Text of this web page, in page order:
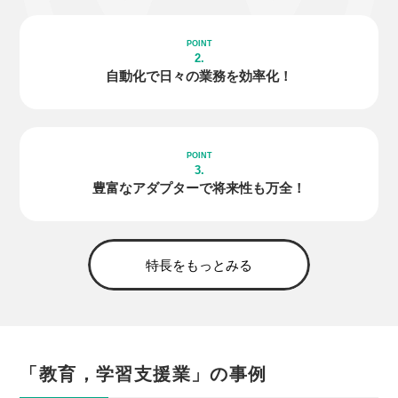
2.
自動化で日々の業務を効率化！
3.
豊富なアダプターで将来性も万全！
特長をもっとみる
「教育，学習支援業」の事例